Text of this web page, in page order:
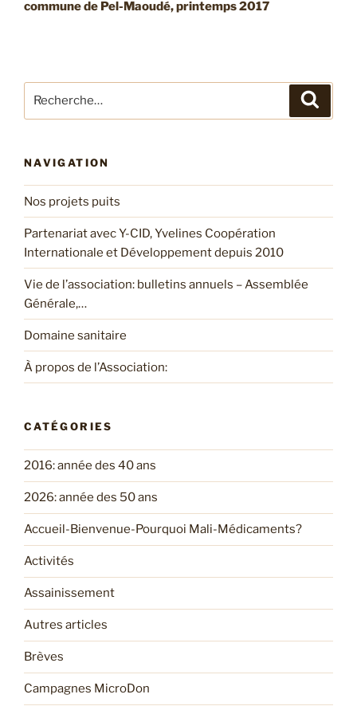
commune de Pel-Maoudé, printemps 2017
pour
NAVIGATION
Nos projets puits
Partenariat avec Y-CID, Yvelines Coopération
Internationale et Développement depuis 2010
Vie de l’association: bulletins annuels – Assemblée
Générale,…
Domaine sanitaire
À propos de l’Association:
CATÉGORIES
2016: année des 40 ans
2026: année des 50 ans
Accueil-Bienvenue-Pourquoi Mali-Médicaments?
Activités
Assainissement
Autres articles
Brèves
Campagnes MicroDon